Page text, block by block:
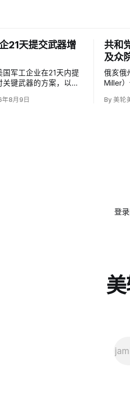
21天提交武器增
军工企业在21天内提
键武器的方案，以补
Feinberg）在备忘录中
8月9日
共和
及众
俄亥俄
Miller
换候选
By 美轮
登录